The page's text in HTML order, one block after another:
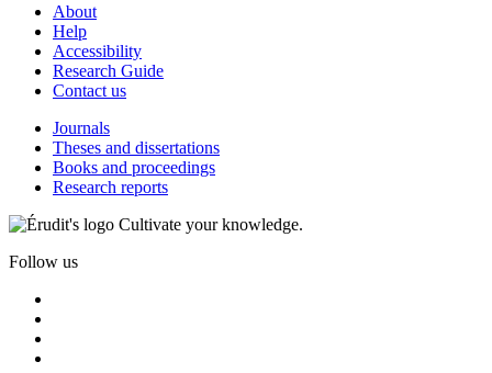
About
Help
Accessibility
Research Guide
Contact us
Journals
Theses and dissertations
Books and proceedings
Research reports
Cultivate your knowledge.
Follow us